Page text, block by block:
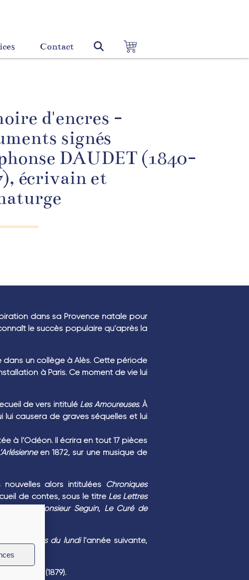
Contact
d'encres -
signés
DAUDET (1840-
écrivain et
dans sa Provence natale pour
le succès populaire qu’après la
dans un collège à Alès. Cette période
à Paris. Ce moment de vie lui
de vers intitulé Les Amoureuses. À
lui causera de graves séquelles et lui
à l’Odéon. Il écrira en tout 17 pièces
en 1872, sur une musique de
alors intitulées Chroniques
de contes, sous le titre Les Lettres
de Monsieur Seguin, Le Curé de
Les contes du lundi l’année suivante,
(1879).